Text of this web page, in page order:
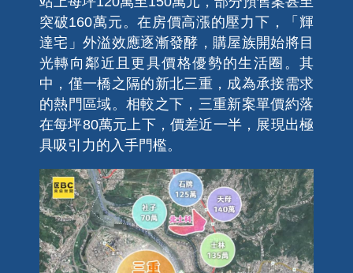
突破160萬元。在房價高漲的壓力下，「輝
達宅」外溢效應逐漸發酵，購屋族開始將目
光轉向鄰近且更具價格優勢的生活圈。其
中，僅一橋之隔的新北三重，成為承接需求
的熱門區域。相較之下，三重新案單價約落
在每坪80萬元上下，價差近一半，展現出極
具吸引力的入手門檻。